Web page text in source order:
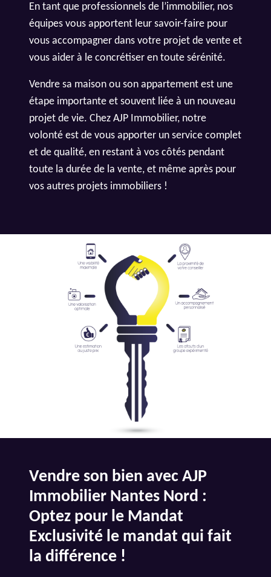
En tant que professionnels de l’immobilier, nos
équipes vous apportent leur savoir-faire pour
vous accompagner dans votre projet de vente et
vous aider à le concrétiser en toute sérénité.
Vendre sa maison ou son appartement est une
étape importante et souvent liée à un nouveau
projet de vie. Chez AJP Immobilier, notre
volonté est de vous apporter un service complet
et de qualité, en restant à vos côtés pendant
toute la durée de la vente, et même après pour
vos autres projets immobiliers !
Vendre son bien avec AJP
Immobilier Nantes Nord :
Optez pour le Mandat
Exclusivité le mandat qui fait
la différence !